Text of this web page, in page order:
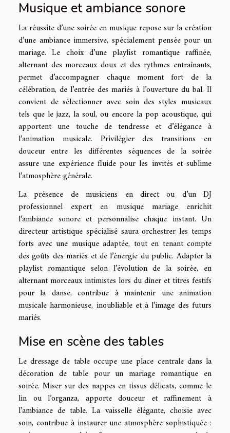
Musique et ambiance sonore
La réussite d’une soirée en musique repose sur la création
d’une ambiance immersive, spécialement pensée pour un
mariage. Le choix d’une playlist romantique raffinée,
alternant des morceaux doux et des rythmes entraînants,
permet d’accompagner chaque moment fort de la
célébration, de l’entrée des mariés à l’ouverture du bal. Il
convient de sélectionner avec soin des styles musicaux
tels que le jazz, la soul, ou encore la pop acoustique, qui
apportent une touche de tendresse et d’élégance à
l’animation musicale. Privilégier des transitions en
douceur entre les différentes séquences de la soirée
assure une expérience fluide pour les invités et sublime
l’atmosphère générale.
La présence de musiciens en direct ou d’un DJ
professionnel expert en musique mariage enrichit
l’ambiance sonore et personnalise chaque instant. Un
directeur artistique spécialisé saura orchestrer les temps
forts avec une musique adaptée, tout en tenant compte
des goûts des mariés et de l’énergie du public. Adapter la
playlist romantique selon l’évolution de la soirée, en
alternant morceaux intimistes lors du dîner et titres festifs
pour la danse, contribue à maintenir une animation
musicale harmonieuse, inoubliable et à l’image des futurs
mariés.
Mise en scène des tables
Le dressage de table occupe une place centrale dans la
décoration de table pour un mariage romantique en
soirée. Miser sur des nappes en tissus délicats, comme le
lin ou l’organza, apporte douceur et raffinement à
l’ambiance de table. La vaisselle élégante, choisie avec
soin, contribue à instaurer une atmosphère sophistiquée :